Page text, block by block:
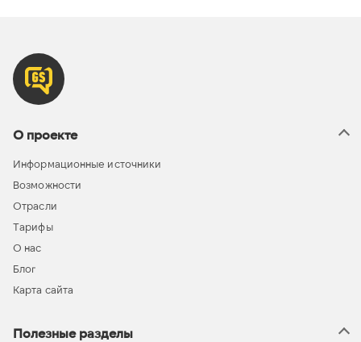
О проекте
Информационные источники
Возможности
Отрасли
Тарифы
О нас
Блог
Карта сайта
Полезные разделы